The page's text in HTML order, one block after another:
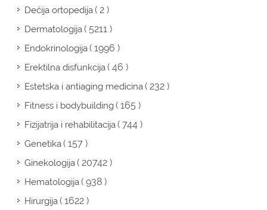
Dečija ortopedija( 2 )
Dermatologija( 5211 )
Endokrinologija( 1996 )
Erektilna disfunkcija( 46 )
Estetska i antiaging medicina( 232 )
Fitness i bodybuilding( 165 )
Fizijatrija i rehabilitacija( 744 )
Genetika( 157 )
Ginekologija( 20742 )
Hematologija( 938 )
Hirurgija( 1622 )